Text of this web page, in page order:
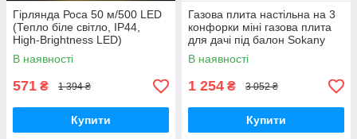
Гірлянда Роса 50 м/500 LED
(Тепло біле світло, IP44,
High-Brightness LED)
В наявності
571 ₴ 1 394 ₴
Купити
Газова плита настільна на 3
конфорки міні газова плита
для дачі під балон Sokany
В наявності
1 254 ₴ 3 052 ₴
Купити